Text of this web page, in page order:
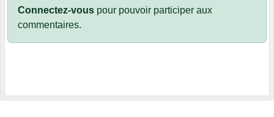
Connectez-vous pour pouvoir participer aux
commentaires.